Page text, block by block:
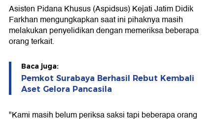
Asisten Pidana Khusus (Aspidsus) Kejati Jatim Didik
Farkhan mengungkapkan saat ini pihaknya masih
melakukan penyelidikan dengan memeriksa beberapa
orang terkait.
Baca juga:
Pemkot Surabaya Berhasil Rebut Kembali
Aset Gelora Pancasila
"Kami masih belum periksa saksi tapi beberapa orang